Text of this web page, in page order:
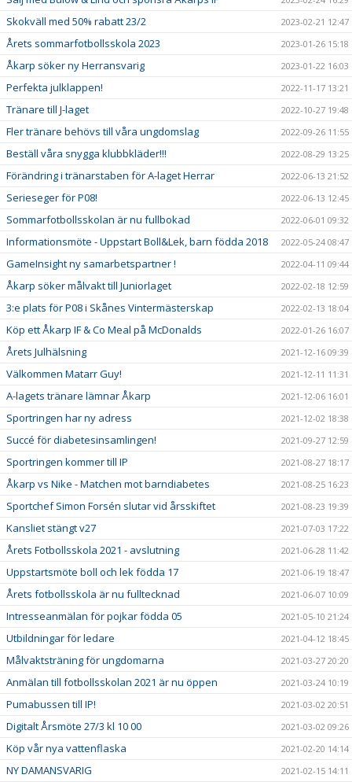
Skokväll med 50% rabatt 23/2 2023-02-21 12:47
Årets sommarfotbollsskola 2023 2023-01-26 15:18
Åkarp söker ny Herransvarig 2023-01-22 16:03
Perfekta julklappen! 2022-11-17 13:21
Tränare till J-laget 2022-10-27 19:48
Fler tränare behövs till våra ungdomslag 2022-09-26 11:55
Beställ våra snygga klubbkläder!!! 2022-08-29 13:25
Förändring i tränarstaben för A-laget Herrar 2022-06-13 21:52
Serieseger för P08! 2022-06-13 12:45
Sommarfotbollsskolan är nu fullbokad 2022-06-01 09:32
Informationsmöte - Uppstart Boll&Lek, barn födda 2018 2022-05-24 08:47
GameInsight ny samarbetspartner ! 2022-04-11 09:44
Åkarp söker målvakt till Juniorlaget 2022-02-18 12:59
3:e plats för P08 i Skånes Vintermästerskap 2022-02-13 18:04
Köp ett Åkarp IF & Co Meal på McDonalds 2022-01-26 16:07
Årets Julhälsning 2021-12-16 09:39
Välkommen Matarr Guy! 2021-12-11 11:31
A-lagets tränare lämnar Åkarp 2021-12-06 16:01
Sportringen har ny adress 2021-12-02 18:38
Succé för diabetesinsamlingen! 2021-09-27 12:59
Sportringen kommer till IP 2021-08-27 18:17
Åkarp vs Nike - Matchen mot barndiabetes 2021-08-25 16:23
Sportchef Simon Forsén slutar vid årsskiftet 2021-08-23 19:39
Kansliet stängt v27 2021-07-03 17:22
Årets Fotbollsskola 2021 - avslutning 2021-06-28 11:42
Uppstartsmöte boll och lek födda 17 2021-06-19 18:47
Årets fotbollsskola är nu fulltecknad 2021-06-07 10:09
Intresseanmälan för pojkar födda 05 2021-05-10 21:24
Utbildningar för ledare 2021-04-12 18:45
Målvaktsträning för ungdomarna 2021-03-27 20:20
Anmälan till fotbollsskolan 2021 är nu öppen 2021-03-24 10:19
Pumabussen till IP! 2021-03-02 20:51
Digitalt Årsmöte 27/3 kl 10 00 2021-03-02 09:26
Köp vår nya vattenflaska 2021-02-20 14:14
NY DAMANSVARIG 2021-02-15 14:11